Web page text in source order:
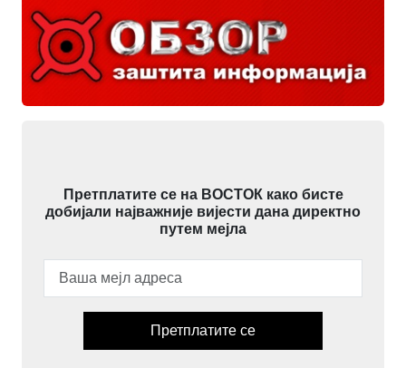
Претплатите се на ВОСТОК како бисте
добијали најважније вијести дана директно
путем мејла
Претплатите се